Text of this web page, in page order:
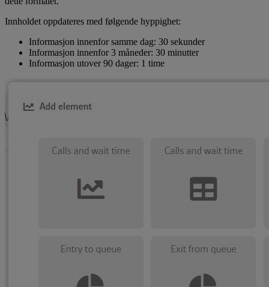
Innholdet oppdateres med følgende hyppighet:
Informasjon innenfor samme dag: 30 sekunder
Informasjon innenfor 3 måneder: 30 minutter
Informasjon utover 90 dager: 1 time